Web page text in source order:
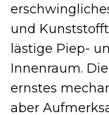
und
lästige Piep-
Innenraum.
ernstes
aber